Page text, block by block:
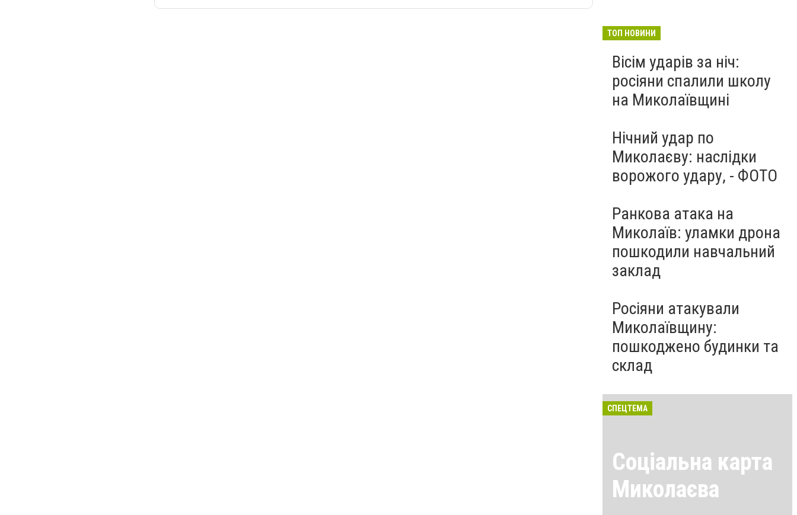
ТОП НОВИНИ
Вісім ударів за ніч:
росіяни спалили школу
на Миколаївщині
Нічний удар по
Миколаєву: наслідки
ворожого удару, - ФОТО
Ранкова атака на
Миколаїв: уламки дрона
пошкодили навчальний
заклад
Росіяни атакували
Миколаївщину:
пошкоджено будинки та
склад
СПЕЦТЕМА
Соціальна карта
Миколаєва